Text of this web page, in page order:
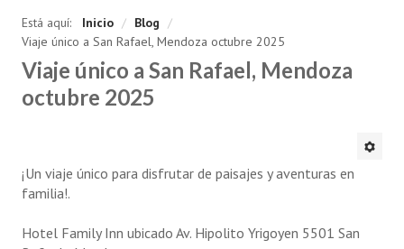
Requisitos
Autoridades
Novedades
Está aquí: Inicio / Blog
/
Viaje único a San Rafael, Mendoza octubre 2025
Viaje único a San Rafael, Mendoza
octubre 2025
¡Un viaje único para disfrutar de paisajes y aventuras en
familia!.
Hotel Family Inn ubicado Av. Hipolito Yrigoyen 5501 San